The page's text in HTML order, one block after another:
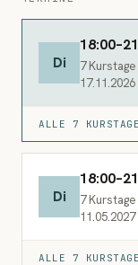
Di
7 Kurstage
17.11.2026
ALLE 7
Di
7 Kurstage
11.05.2027
ALLE 7